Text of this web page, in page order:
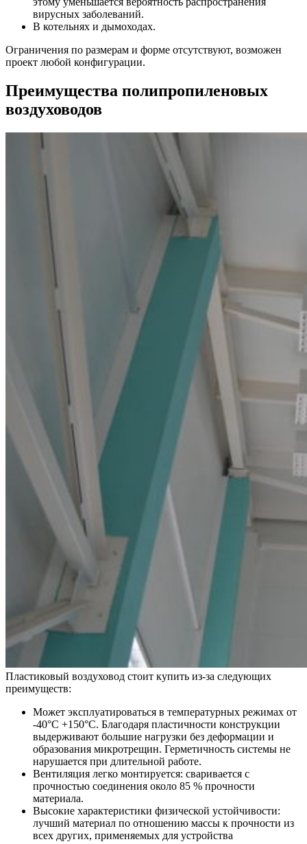
вирусных заболеваний.
В котельнях и дымоходах.
Ограничения по размерам и форме отсутствуют, возможен
проект любой конфигурации.
Преимущества полипропиленовых
воздуховодов
Пластиковый воздуховод стоит купить из-за следующих
преимуществ:
Может эксплуатироваться в температурных режимах от
-40°С +150°С. Благодаря пластичности конструкции
выдерживают большие нагрузки без деформации и
образования микротрещин. Герметичность системы не
нарушается при длительной работе.
Вентиляция легко монтируется: сваривается с
прочностью соединения около 85 % прочности
материала.
Высокие характеристики физической устойчивости:
лучший материал по отношению массы к прочности из
всех других, применяемых для устройства